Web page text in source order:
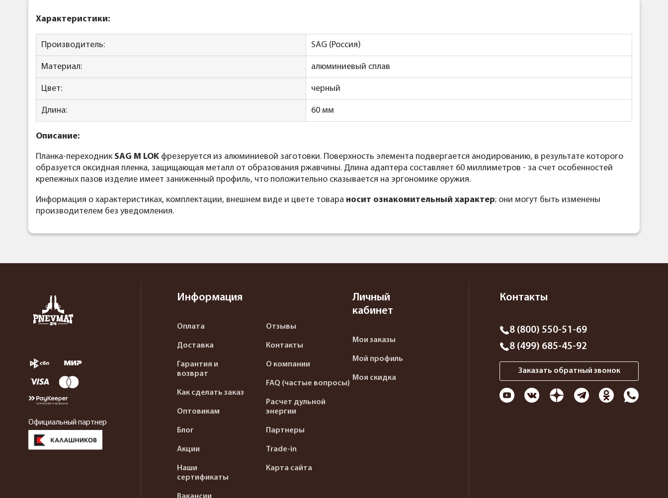
Характеристики:
Производитель: SAG (Россия)
Материал: алюминиевый сплав
Цвет: черный
Длина: 60 мм
Описание:
Планка-переходник SAG M LOK фрезеруется из алюминиевой заготовки. Поверхность элемента подвергается анодированию, в результате которого
образуется оксидная пленка, защищающая металл от образования ржавчины. Длина адаптера составляет 60 миллиметров - за счет особенностей
крепежных пазов изделие имеет заниженный профиль, что положительно сказывается на эргономике оружия.
Информация о характеристиках, комплектации, внешнем виде и цвете товара носит ознакомительный характер; они могут быть изменены
производителем без уведомления.
Официальный партнер
Информация
Оплата
Доставка
Гарантия и
возврат
Как сделать заказ
Оптовикам
Блог
Акции
Наши
сертификаты
Отзывы
Контакты
О компании
FAQ (частые вопросы)
Расчет дульной
энергии
Партнеры
Trade-in
Карта сайта
Личный
кабинет
Мои заказы
Мой профиль
Моя скидка
Контакты
8 (800) 550-51-69
8 (499) 685-45-92
Заказать обратный звонок